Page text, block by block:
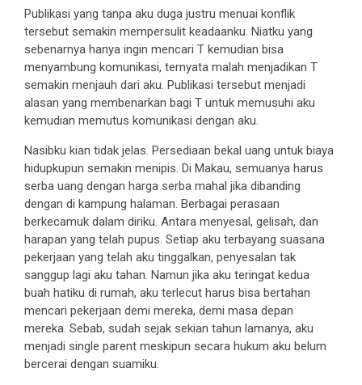
Publikasi yang tanpa aku duga justru menuai konflik
tersebut semakin mempersulit keadaanku. Niatku yang
sebenarnya hanya ingin mencari T kemudian bisa
menyambung komunikasi, ternyata malah menjadikan T
semakin menjauh dari aku. Publikasi tersebut menjadi
alasan yang membenarkan bagi T untuk memusuhi aku
kemudian memutus komunikasi dengan aku.
Nasibku kian tidak jelas. Persediaan bekal uang untuk biaya
hidupkupun semakin menipis. Di Makau, semuanya harus
serba uang dengan harga serba mahal jika dibanding
dengan di kampung halaman. Berbagai perasaan
berkecamuk dalam diriku. Antara menyesal, gelisah, dan
harapan yang telah pupus. Setiap aku terbayang suasana
pekerjaan yang telah aku tinggalkan, penyesalan tak
sanggup lagi aku tahan. Namun jika aku teringat kedua
buah hatiku di rumah, aku terlecut harus bisa bertahan
mencari pekerjaan demi mereka, demi masa depan
mereka. Sebab, sudah sejak sekian tahun lamanya, aku
menjadi single parent meskipun secara hukum aku belum
bercerai dengan suamiku.